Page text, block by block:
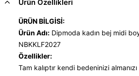
Ürün Özellikleri
ÜRÜN BİLGİSİ:
Ürün Adı: Dipmoda kadın bej midi
NBKKLF2027
Özellikler:
Tam kalıptır kendi bedeninizi